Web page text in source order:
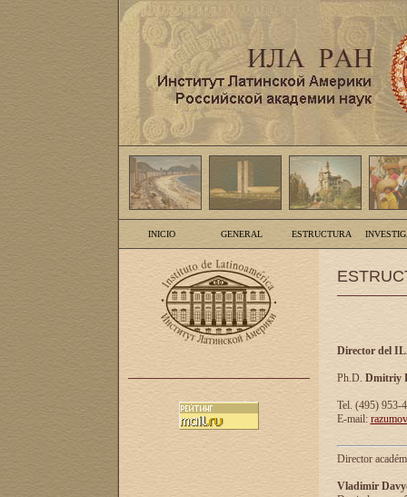
INICIO GENERAL ESTRUCTURA
Director del
Ph.D. Dmitriy
Tel. (495) 953-
E-mail:
Director
Vladimir